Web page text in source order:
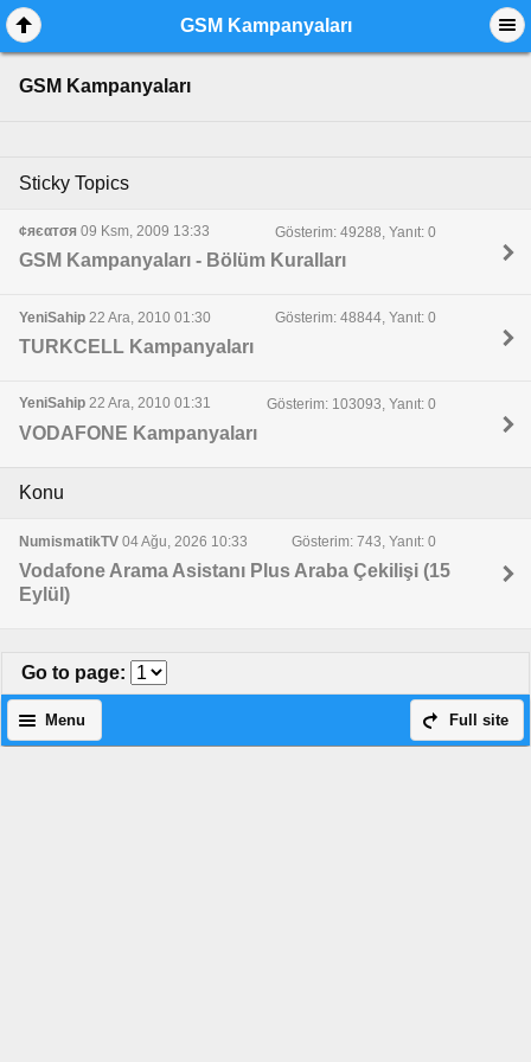
GSM Kampanyaları
GSM Kampanyaları
Sticky Topics
¢яєαтσя 09 Ksm, 2009 13:33 Gösterim: 49288, Yanıt: 0
GSM Kampanyaları - Bölüm Kuralları
YeniSahip 22 Ara, 2010 01:30 Gösterim: 48844, Yanıt: 0
TURKCELL Kampanyaları
YeniSahip 22 Ara, 2010 01:31 Gösterim: 103093, Yanıt: 0
VODAFONE Kampanyaları
Konu
NumismatikTV 04 Ağu, 2026 10:33 Gösterim: 743, Yanıt: 0
Vodafone Arama Asistanı Plus Araba Çekilişi (15
Eylül)
Go to page:
Full site
Menu